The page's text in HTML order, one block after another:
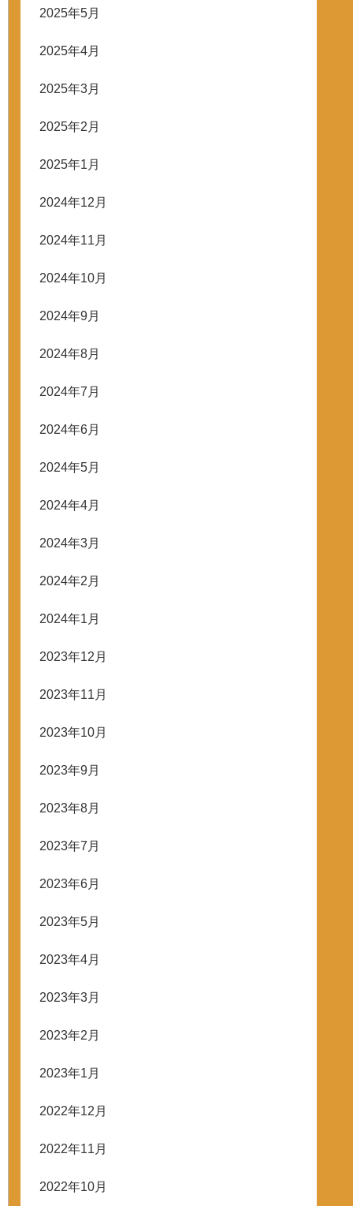
2025年5月
2025年4月
2025年3月
2025年2月
2025年1月
2024年12月
2024年11月
2024年10月
2024年9月
2024年8月
2024年7月
2024年6月
2024年5月
2024年4月
2024年3月
2024年2月
2024年1月
2023年12月
2023年11月
2023年10月
2023年9月
2023年8月
2023年7月
2023年6月
2023年5月
2023年4月
2023年3月
2023年2月
2023年1月
2022年12月
2022年11月
2022年10月